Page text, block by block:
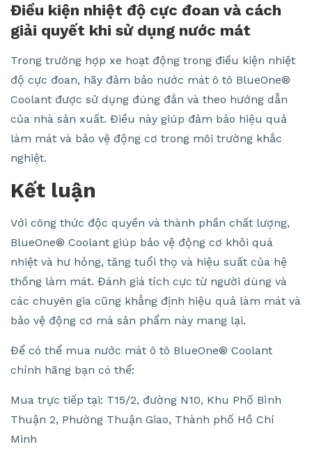
Điều kiện nhiệt độ cực đoan và cách
giải quyết khi sử dụng nước mát
Trong trường hợp xe hoạt động trong điều kiện nhiệt
độ cực đoan, hãy đảm bảo nước mát ô tô BlueOne®
Coolant được sử dụng đúng đắn và theo hướng dẫn
của nhà sản xuất. Điều này giúp đảm bảo hiệu quả
làm mát và bảo vệ động cơ trong môi trường khắc
nghiệt.
Kết luận
Với công thức độc quyền và thành phần chất lượng,
BlueOne® Coolant giúp bảo vệ động cơ khỏi quá
nhiệt và hư hỏng, tăng tuổi thọ và hiệu suất của hệ
thống làm mát. Đánh giá tích cực từ người dùng và
các chuyên gia cũng khẳng định hiệu quả làm mát và
bảo vệ động cơ mà sản phẩm này mang lại.
Để có thể mua nước mát ô tô BlueOne® Coolant
chính hãng bạn có thể:
Mua trực tiếp tại: T15/2, đường N10, Khu Phố Bình
Thuận 2, Phường Thuận Giao, Thành phố Hồ Chí
Minh